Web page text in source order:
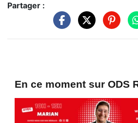
Partager :
En ce moment sur ODS